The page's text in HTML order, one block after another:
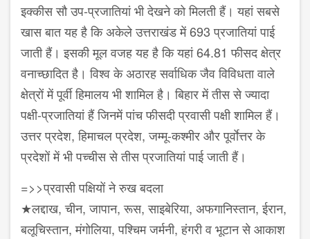
इक्कीस सौ उप-प्रजातियां भी देखने को मिलती हैं। यहां सबसे
खास बात यह है कि अकेले उत्तराखंड में 693 प्रजातियां पाई
जाती हैं। इसकी मूल वजह यह है कि यहां 64.81 फीसद क्षेत्र
वनाच्छादित है। विश्व के अठारह सर्वाधिक जैव विविधता वाले
क्षेत्रों में पूर्वी हिमालय भी शामिल है। बिहार में तीस से ज्यादा
पक्षी-प्रजातियां हैं जिनमें पांच फीसदी प्रवासी पक्षी शामिल हैं।
उत्तर प्रदेश, हिमाचल प्रदेश, जम्मू-कश्मीर और पूर्वाेत्तर के
प्रदेशों में भी पच्चीस से तीस प्रजातियां पाई जाती हैं।
=>>प्रवासी पक्षियों ने रुख बदला
★लद्दाख, चीन, जापान, रूस, साइबेरिया, अफगानिस्तान, ईरान,
बलूचिस्तान, मंगोलिया, पश्चिम जर्मनी, हंगरी व भूटान से आकाश